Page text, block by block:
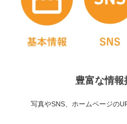
豊富な情報
写真やSNS、ホームページの